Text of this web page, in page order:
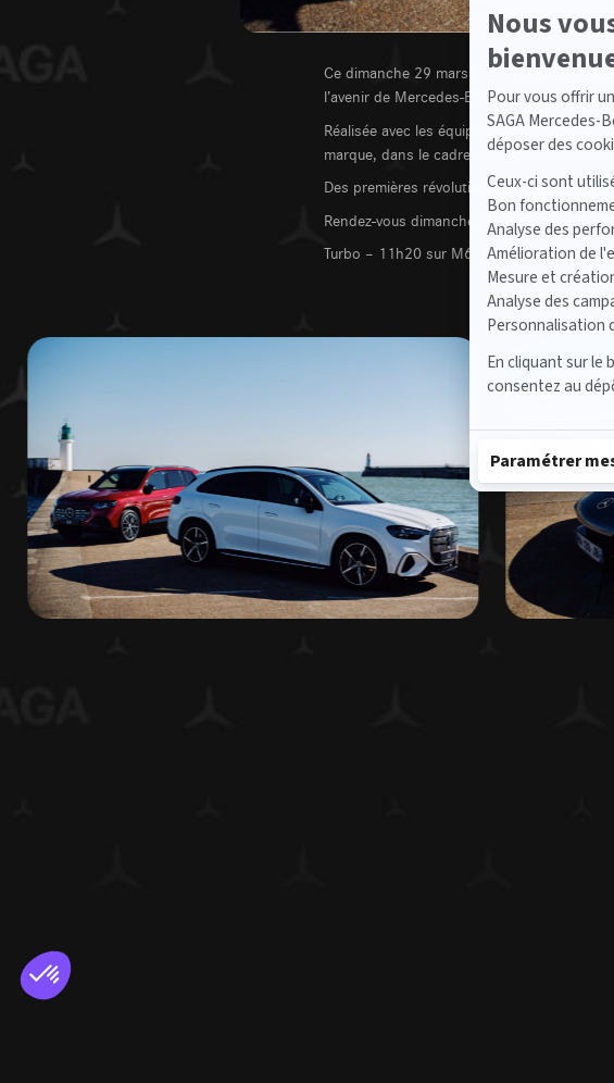
Nous
Pour vous offrir
SAGA Mercedes-
déposer des
Ceux-ci sont
Bon
Analyse des
Amélioration de
Mesure et
Analyse des
Personnalisation
En cliquant sur le
consentez au
Paramétrer
Ce dimanche 29 mars à 11h20 sur M6,
l’avenir de Mercedes-Benz.
Réalisée avec les équipes SAGA
marque, dans le cadre ensoleillé des
Des premières révolutions automobiles aux
Rendez-vous dimanche 29 mars
Turbo – 11h20 sur M6